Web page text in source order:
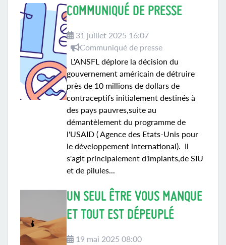
COMMUNIQUÉ DE PRESSE
31 juillet 2025 16:07
Communiqué de presse
L'ANSFL déplore la décision du
gouvernement américain de détruire
près de 10 millions de dollars de
contraceptifs initialement destinés à
des pays pauvres,suite au
démantèlement du programme de
l'USAID ( Agence des Etats-Unis pour
le développement international). Il
s'agit principalement d'implants,de SIU
et de pilules...
UN SEUL ÊTRE VOUS MANQUE
ET TOUT EST DÉPEUPLÉ
19 mai 2025 08:00